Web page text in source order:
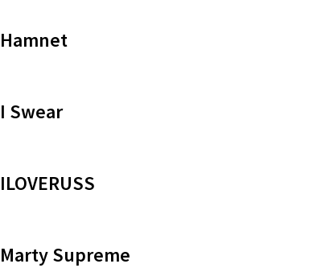
Hamnet
I Swear
ILOVERUSS
Marty Supreme